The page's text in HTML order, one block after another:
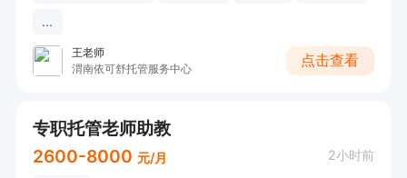
...
王老师
渭南依可舒托管服务中心
点击查看
专职托管老师助教
2600-8000 元/月 2小时前